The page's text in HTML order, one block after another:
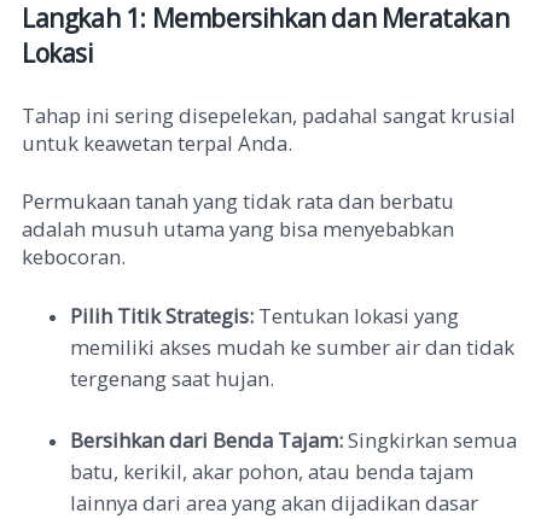
Langkah 1: Membersihkan dan Meratakan
Lokasi
Tahap ini sering disepelekan, padahal sangat krusial
untuk keawetan terpal Anda.
Permukaan tanah yang tidak rata dan berbatu
adalah musuh utama yang bisa menyebabkan
kebocoran.
Pilih Titik Strategis: Tentukan lokasi yang
memiliki akses mudah ke sumber air dan tidak
tergenang saat hujan.
Bersihkan dari Benda Tajam:Singkirkan semua
batu, kerikil, akar pohon, atau benda tajam
lainnya dari area yang akan dijadikan dasar